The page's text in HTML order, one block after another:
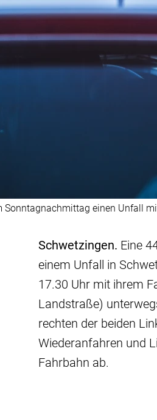
Sonntagnachmittag einen Unfall
Schwetzingen. Eine
einem Unfall in
17.30 Uhr mit ihrem
Landstraße)
rechten der beiden
Wiederanfahren und
Fahrbahn ab.